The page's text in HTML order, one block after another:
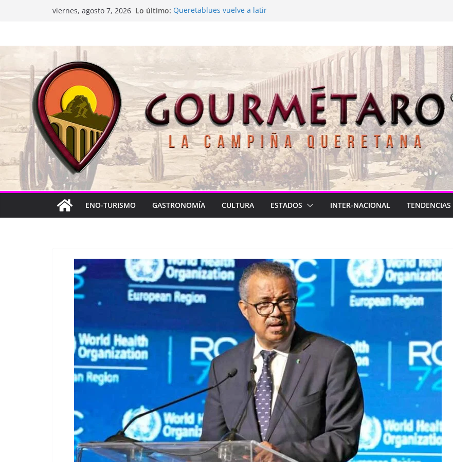
viernes, agosto 7, 2026 Lo último: Queretablues vuelve a latir
ENO-TURISMO GASTRONOMÍA CULTURA ESTADOS INTER-NACIONAL TENDENCIAS